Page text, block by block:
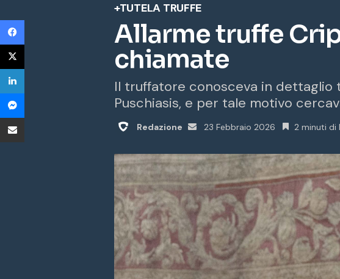
+TUTELA TRUFFE
Allarme truffe
chiamate
Il truffatore conosceva in dettaglio
Puschiasis, e per tale motivo
Redazione
Invia
23 Febbraio 2026 2 minuti di